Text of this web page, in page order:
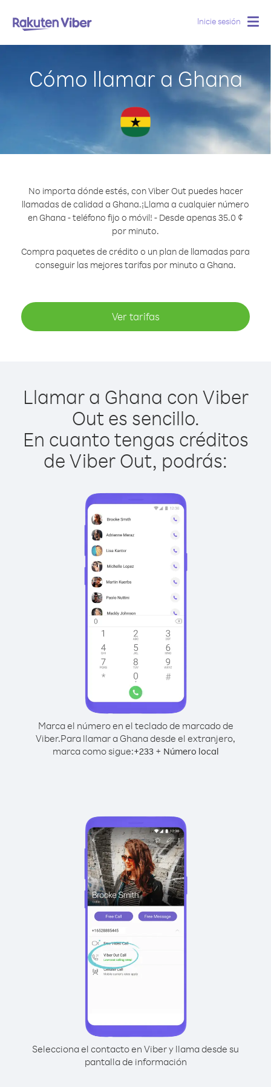
Inicie sesión
Cómo llamar a Ghana
No importa dónde estés, con Viber Out puedes hacer
llamadas de calidad a Ghana.¡Llama a cualquier número
en Ghana - teléfono fijo o móvil! - Desde apenas 35.0 ¢
por minuto.
Compra paquetes de crédito o un plan de llamadas para
conseguir las mejores tarifas por minuto a Ghana.
Ver tarifas
Llamar a Ghana con Viber
Out es sencillo.
En cuanto tengas créditos
de Viber Out, podrás:
Marca el número en el teclado de marcado de
Viber.Para llamar a Ghana desde el extranjero,
marca como sigue:+233+ Número local
Selecciona el contacto en Viber y llama desde su
pantalla de información